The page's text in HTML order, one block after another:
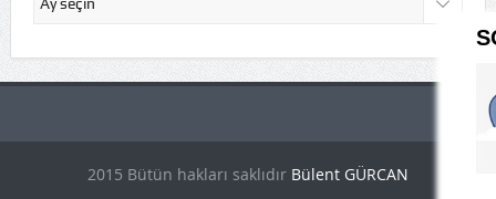
2015 Bütün hakları saklıdır Bülent GÜRCAN